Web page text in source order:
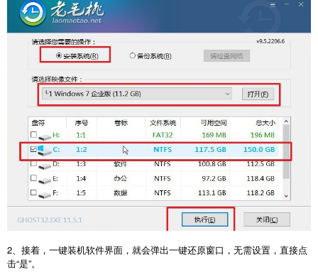
2、接着，一键装机软件界面，就会弹出一键还原窗口，无需设置，直接点
击“是”。